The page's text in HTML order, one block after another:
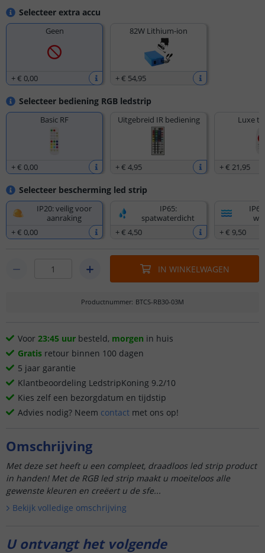
Selecteer extra accu
Geen
+€ 0,00
82W Lithium-ion
+€ 54,95
Selecteer bediening RGB ledstrip
Basic RF
+€ 0,00
Uitgebreid IR bediening
+€ 4,95
Luxe
+€ 21,95
Selecteer bescherming led strip
IP20: veilig voor
aanraking
+€ 0,00
IP65:
spatwaterdicht
+€ 4,50
+€ 9,50
IN WINKELWAGEN
Productnummer: BTCS-RB30-03M
Voor 23:45 uur besteld, morgen in huis
Gratis retour binnen 100 dagen
5 jaar garantie
Klantbeoordeling LedstripKoning 9.2/10
Kies zelf een bezorgdatum en tijdstip
Advies nodig? Neem contact met ons op!
Omschrijving
Met deze set heeft u een compleet, draadloos led strip product
in handen! Met de RGB led strip maakt u moeiteloos alle
gewenste kleuren en creëert u de sfe...
Bekijk volledige omschrijving
U ontvangt het volgende